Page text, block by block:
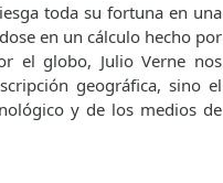
toda su fortuna en una
en un cálculo hecho por
el globo, Julio Verne nos
geográfica, sino el
y de los medios de